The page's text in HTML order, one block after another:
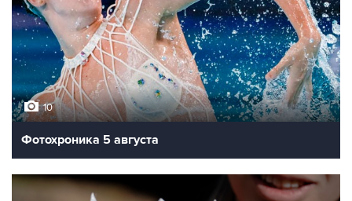
10
Фотохроника 5 августа